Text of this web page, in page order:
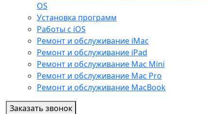
OS
Установка программ
Работы с iOS
Ремонт и обслуживание iMac
Ремонт и обслуживание iPad
Ремонт и обслуживание Mac Mini
Ремонт и обслуживание Mac Pro
Ремонт и обслуживание MacBook
Заказать звонок